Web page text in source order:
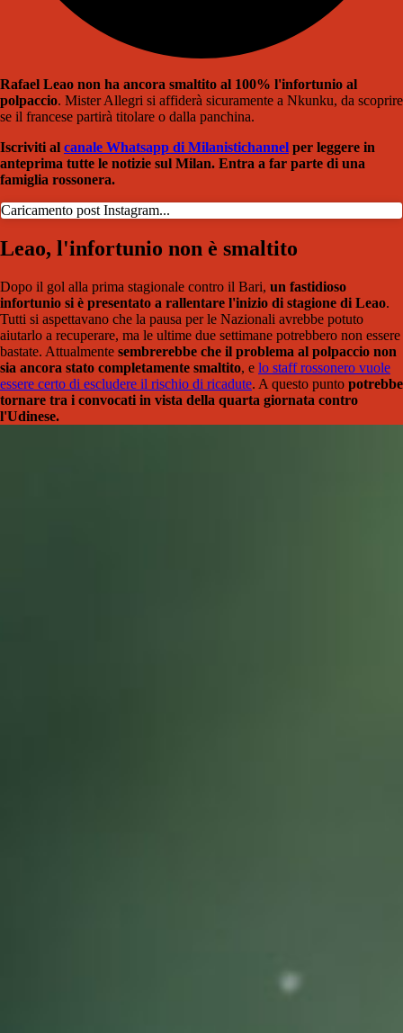
Rafael Leao non ha ancora smaltito al 100% l'infortunio al
polpaccio. Mister Allegri si affiderà sicuramente a Nkunku, da scoprire
se il francese partirà titolare o dalla panchina.
Iscriviti al canale Whatsapp di Milanistichannel per leggere in
anteprima tutte le notizie sul Milan. Entra a far parte di una
famiglia rossonera.
Caricamento post Instagram...
Leao, l'infortunio non è smaltito
Dopo il gol alla prima stagionale contro il Bari, un fastidioso
infortunio si è presentato a rallentare l'inizio di stagione di Leao.
Tutti si aspettavano che la pausa per le Nazionali avrebbe potuto
aiutarlo a recuperare, ma le ultime due settimane potrebbero non essere
bastate. Attualmente sembrerebbe che il problema al polpaccio non
sia ancora stato completamente smaltito, e lo staff rossonero vuole
essere certo di escludere il rischio di ricadute. A questo punto potrebbe
tornare tra i convocati in vista della quarta giornata contro
l'Udinese.